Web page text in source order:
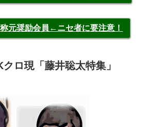
元奨励会員←ニセ者に要注意！
ロ現「藤井聡太特集」